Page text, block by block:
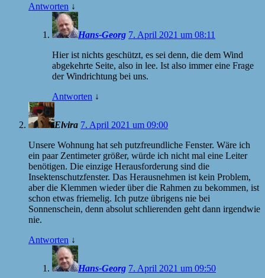
Antworten ↓
Hans-Georg 7. April 2021 um 08:11
Hier ist nichts geschützt, es sei denn, die dem Wind
abgekehrte Seite, also in lee. Ist also immer eine Frage
der Windrichtung bei uns.
Antworten ↓
Elvira 7. April 2021 um 09:00
Unsere Wohnung hat seh putzfreundliche Fenster. Wäre ich
ein paar Zentimeter größer, würde ich nicht mal eine Leiter
benötigen. Die einzige Herausforderung sind die
Insektenschutzfenster. Das Herausnehmen ist kein Problem,
aber die Klemmen wieder über die Rahmen zu bekommen, ist
schon etwas friemelig. Ich putze übrigens nie bei
Sonnenschein, denn absolut schlierenden geht dann irgendwie
nie.
Antworten ↓
Hans-Georg 7. April 2021 um 09:50